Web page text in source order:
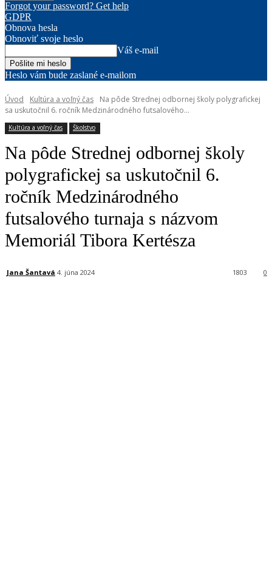
Forgot your password? Get help
GDPR
Obnova hesla
Obnoviť svoje heslo
Váš e-mail
Heslo vám bude zaslané e-mailom
Úvod Kultúra a voľný čas
Na pôde Strednej odbornej školy polygrafickej
sa uskutočnil 6. ročník Medzinárodného futsalového...
Kultúra a voľný čas Školstvo
Na pôde Strednej odbornej školy
polygrafickej sa uskutočnil 6.
ročník Medzinárodného
futsalového turnaja s názvom
Memoriál Tibora Kertésza
Jana Šantavá 4. júna 2024 0
1803